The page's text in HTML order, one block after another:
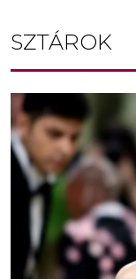
SZTÁROK